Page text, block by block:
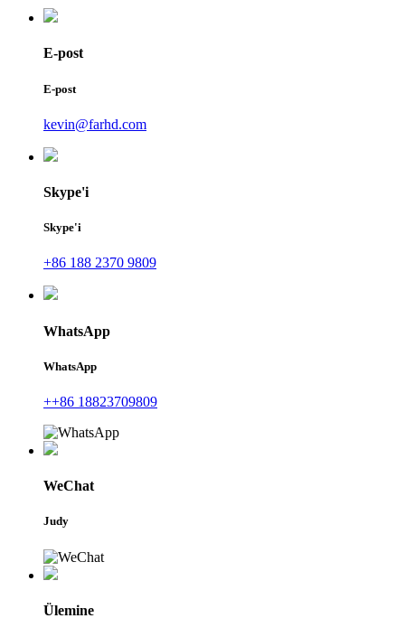
E-post
E-post
kevin@farhd.com
Skype'i
Skype'i
+86 188 2370 9809
WhatsApp
WhatsApp
++86 18823709809
WeChat
Judy
Ülemine